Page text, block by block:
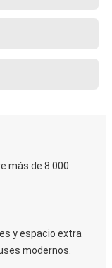
más de 8.000
y espacio extra
modernos.